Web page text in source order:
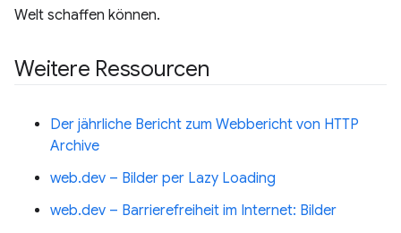
Welt schaffen können.
Weitere Ressourcen
Der jährliche Bericht zum Webbericht von HTTP
Archive
web.dev – Bilder per Lazy Loading
web.dev – Barrierefreiheit im Internet: Bilder